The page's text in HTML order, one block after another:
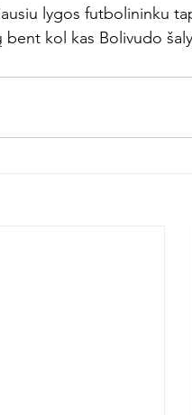
lygos futbolininku
kol kas Bolivudo